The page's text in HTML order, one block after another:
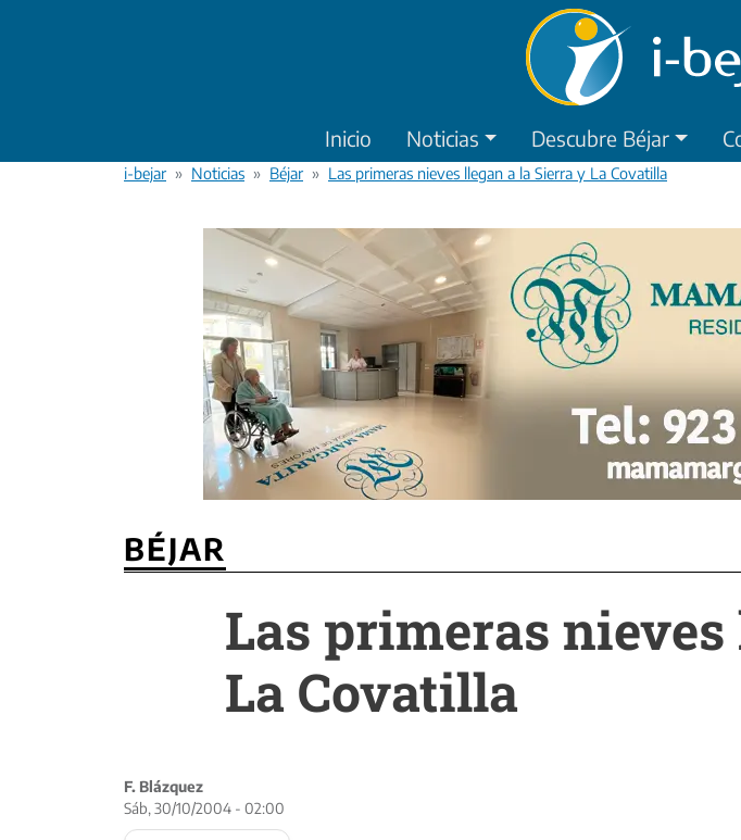
Inicio Noticias Descubre Béjar
i-bejar Noticias Béjar Las primeras nieves llegan a la Sierra y La Covatilla
BÉJAR
Las primeras
La Covatilla
F. Blázquez
Sáb, 30/10/2004 - 02:00